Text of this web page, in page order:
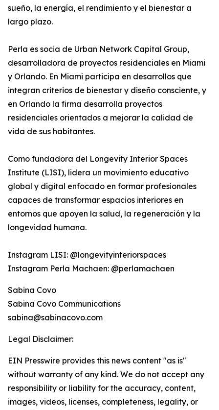
sueño, la energía, el rendimiento y el bienestar a
largo plazo.
Perla es socia de Urban Network Capital Group,
desarrolladora de proyectos residenciales en Miami
y Orlando. En Miami participa en desarrollos que
integran criterios de bienestar y diseño consciente, y
en Orlando la firma desarrolla proyectos
residenciales orientados a mejorar la calidad de
vida de sus habitantes.
Como fundadora del Longevity Interior Spaces
Institute (LISI), lidera un movimiento educativo
global y digital enfocado en formar profesionales
capaces de transformar espacios interiores en
entornos que apoyen la salud, la regeneración y la
longevidad humana.
Instagram LISI: @longevityinteriorspaces
Instagram Perla Machaen: @perlamachaen
Sabina Covo
Sabina Covo Communications
sabina@sabinacovo.com
Legal Disclaimer:
EIN Presswire provides this news content "as is"
without warranty of any kind. We do not accept any
responsibility or liability for the accuracy, content,
images, videos, licenses, completeness, legality, or